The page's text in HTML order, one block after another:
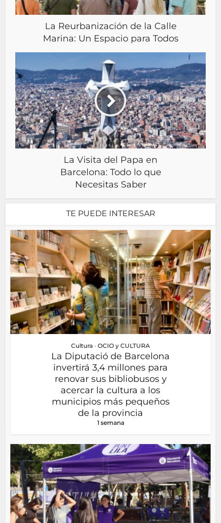
La Reurbanización de la Calle
Marina: Un Espacio para Todos
La Visita del Papa en
Barcelona: Todo lo que
Necesitas Saber
TE PUEDE INTERESAR
Cultura • OCIO y CULTURA
La Diputació de Barcelona
invertirá 3,4 millones para
renovar sus bibliobusos y
acercar la cultura a los
municipios más pequeños
de la provincia
1 semana